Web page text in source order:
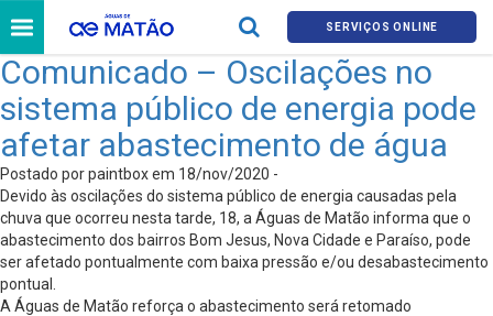
SERVIÇOS ONLINE
Comunicado – Oscilações no
sistema público de energia pode
afetar abastecimento de água
Postado por paintbox em 18/nov/2020 -
Devido às oscilações do sistema público de energia causadas pela
chuva que ocorreu nesta tarde, 18, a Águas de Matão informa que o
abastecimento dos bairros Bom Jesus, Nova Cidade e Paraíso, pode
ser afetado pontualmente com baixa pressão e/ou desabastecimento
pontual.
A Águas de Matão reforça o abastecimento será retomado